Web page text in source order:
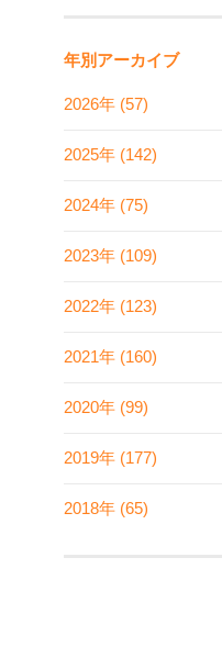
年別アーカイブ
2026年 (57)
2025年 (142)
2024年 (75)
2023年 (109)
2022年 (123)
2021年 (160)
2020年 (99)
2019年 (177)
2018年 (65)